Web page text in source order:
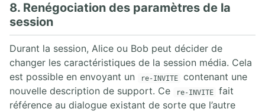
8. Renégociation des paramètres de la
session
Durant la session, Alice ou Bob peut décider de
changer les caractéristiques de la session média. Cela
est possible en envoyant un
re-INVITE
contenant une
nouvelle description de support. Ce
re-INVITE
fait
référence au dialogue existant de sorte que l’autre